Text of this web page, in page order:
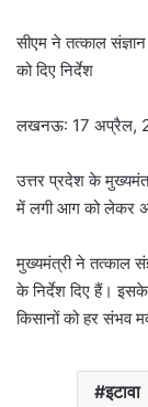
सीएम ने तत्काल
को दिए निर्देश
लखनऊ: 17 अप्रैल,
उत्तर प्रदेश के
में लगी आग को लेकर
मुख्यमंत्री ने तत्काल
के निर्देश दिए हैं।
किसानों को हर संभव
इटावा